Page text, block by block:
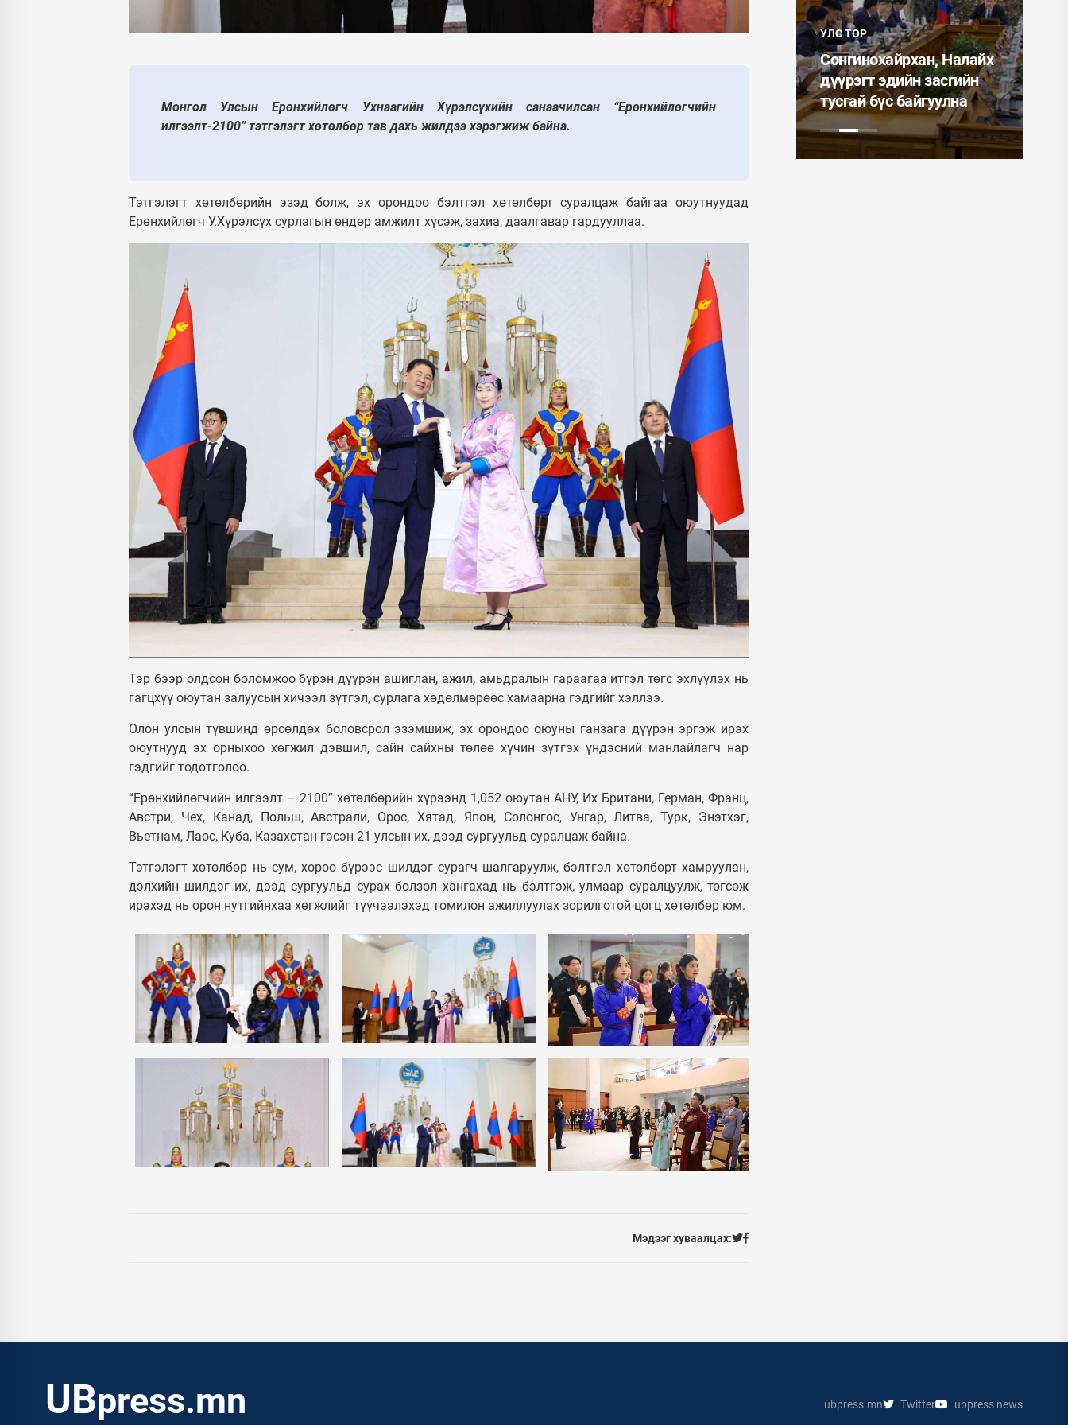
Монгол Улсын Ерөнхийлөгч Ухнаагийн Хүрэлсүхийн санаачилсан “Ерөнхийлөгчийн
илгээлт-2100” тэтгэлэгт хөтөлбөр тав дахь жилдээ хэрэгжиж байна.
Тэтгэлэгт хөтөлбөрийн эзэд болж, эх орондоо бэлтгэл хөтөлбөрт суралцаж байгаа оюутнуудад
Ерөнхийлөгч У.Хүрэлсүх сурлагын өндөр амжилт хүсэж, захиа, даалгавар гардууллаа.
Тэр бээр олдсон боломжоо бүрэн дүүрэн ашиглан, ажил, амьдралын гараагаа итгэл төгс эхлүүлэх нь
гагцхүү оюутан залуусын хичээл зүтгэл, сурлага хөдөлмөрөөс хамаарна гэдгийг хэллээ.
Олон улсын түвшинд өрсөлдөх боловсрол эзэмшиж, эх орондоо оюуны ганзага дүүрэн эргэж ирэх
оюутнууд эх орныхоо хөгжил дэвшил, сайн сайхны төлөө хүчин зүтгэх үндэсний манлайлагч нар
гэдгийг тодотголоо.
“Ерөнхийлөгчийн илгээлт – 2100” хөтөлбөрийн хүрээнд 1,052 оюутан АНУ, Их Британи, Герман, Франц,
Австри, Чех, Канад, Польш, Австрали, Орос, Хятад, Япон, Солонгос, Унгар, Литва, Турк, Энэтхэг,
Вьетнам, Лаос, Куба, Казахстан гэсэн 21 улсын их, дээд сургуульд суралцаж байна.
Тэтгэлэгт хөтөлбөр нь сум, хороо бүрээс шилдэг сурагч шалгаруулж, бэлтгэл хөтөлбөрт хамруулан,
дэлхийн шилдэг их, дээд сургуульд сурах болзол хангахад нь бэлтгэж, улмаар суралцуулж, төгсөж
ирэхэд нь орон нутгийнхаа хөгжлийг түүчээлэхэд томилон ажиллуулах зорилготой цогц хөтөлбөр юм.
Мэдээг хуваалцах:
УЛС ТӨР
Монгол Улсын
одон гардуулав
Таван шарын хуучин
орон сууцыг дахин
орууллаа
УЛС ТӨР
Сонгинохайрхан, Налайх
дүүрэгт эдийн засгийн
тусгай бүс байгуулна
УЛС ТӨР
Монгол
одон
UBpress.mn ubpress.mn Twitter ubpress news